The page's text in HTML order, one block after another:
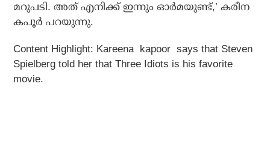
മറുപടി. അത് എനിക്ക് ഇന്നും ഓര്‍മയുണ്ട്,’ കരീന
കപൂര്‍ പറയുന്നു.
Content Highlight: Kareena kapoor says that Steven
Spielberg told her that Three Idiots is his favorite
movie.